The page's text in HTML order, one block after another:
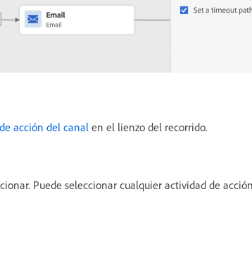
acción del canal en el lienzo del recorrido.
Puede seleccionar cualquier actividad de